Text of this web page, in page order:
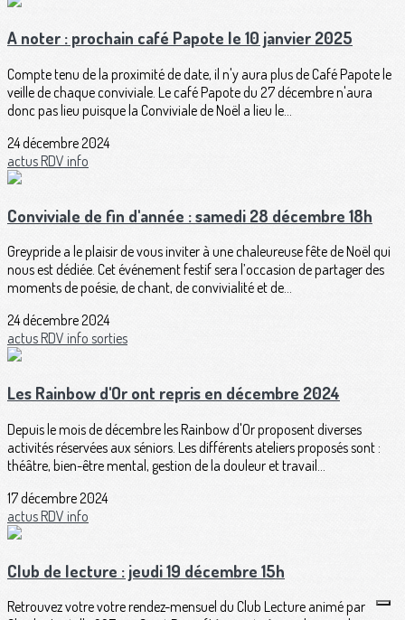
A noter : prochain café Papote le 10 janvier 2025
Compte tenu de la proximité de date, il n'y aura plus de Café Papote le
veille de chaque conviviale. Le café Papote du 27 décembre n'aura
donc pas lieu puisque la Conviviale de Noël a lieu le...
24 décembre 2024
actusRDV info
Conviviale de fin d'année : samedi 28 décembre 18h
Greypride a le plaisir de vous inviter à une chaleureuse fête de Noël qui
nous est dédiée. Cet événement festif sera l’occasion de partager des
moments de poésie, de chant, de convivialité et de...
24 décembre 2024
actus RDV info sorties
Les Rainbow d'Or ont repris en décembre 2024
Depuis le mois de décembre les Rainbow d'Or proposent diverses
activités réservées aux séniors. Les différents ateliers proposés sont :
théâtre, bien-être mental, gestion de la douleur et travail...
17 décembre 2024
actusRDV info
Club de lecture : jeudi 19 décembre 15h
Retrouvez votre votre rendez-mensuel du Club Lecture animé par